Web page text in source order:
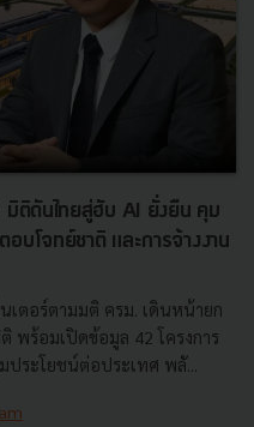
ติดันไทยสู่ฮับ AI ยั่งยืน คุม
บโจทย์ชาติ และการจ้างงาน
เตอร์ตามมติ ครม. เดินหน้ายก
พร้อมเปิดข้อมูล 42 โครงการ
ระโยชน์ต่อประเทศ พลั...